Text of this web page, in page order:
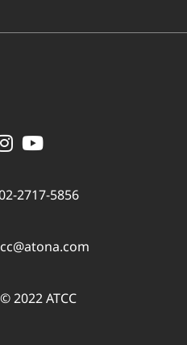
2717-5856
2022 ATCC